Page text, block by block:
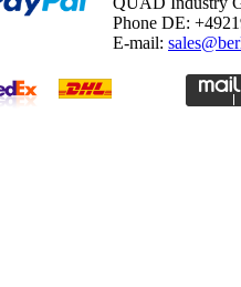
Phone DE:
E-mail: